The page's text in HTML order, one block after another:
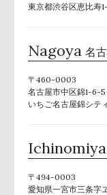
東京都渋谷区恵比寿
Nagoya 名
〒460-0003
名古屋市中区錦1-6-5
いちご名古屋錦シテ
Ichinomiya
〒494-0003
愛知県一宮市三条字